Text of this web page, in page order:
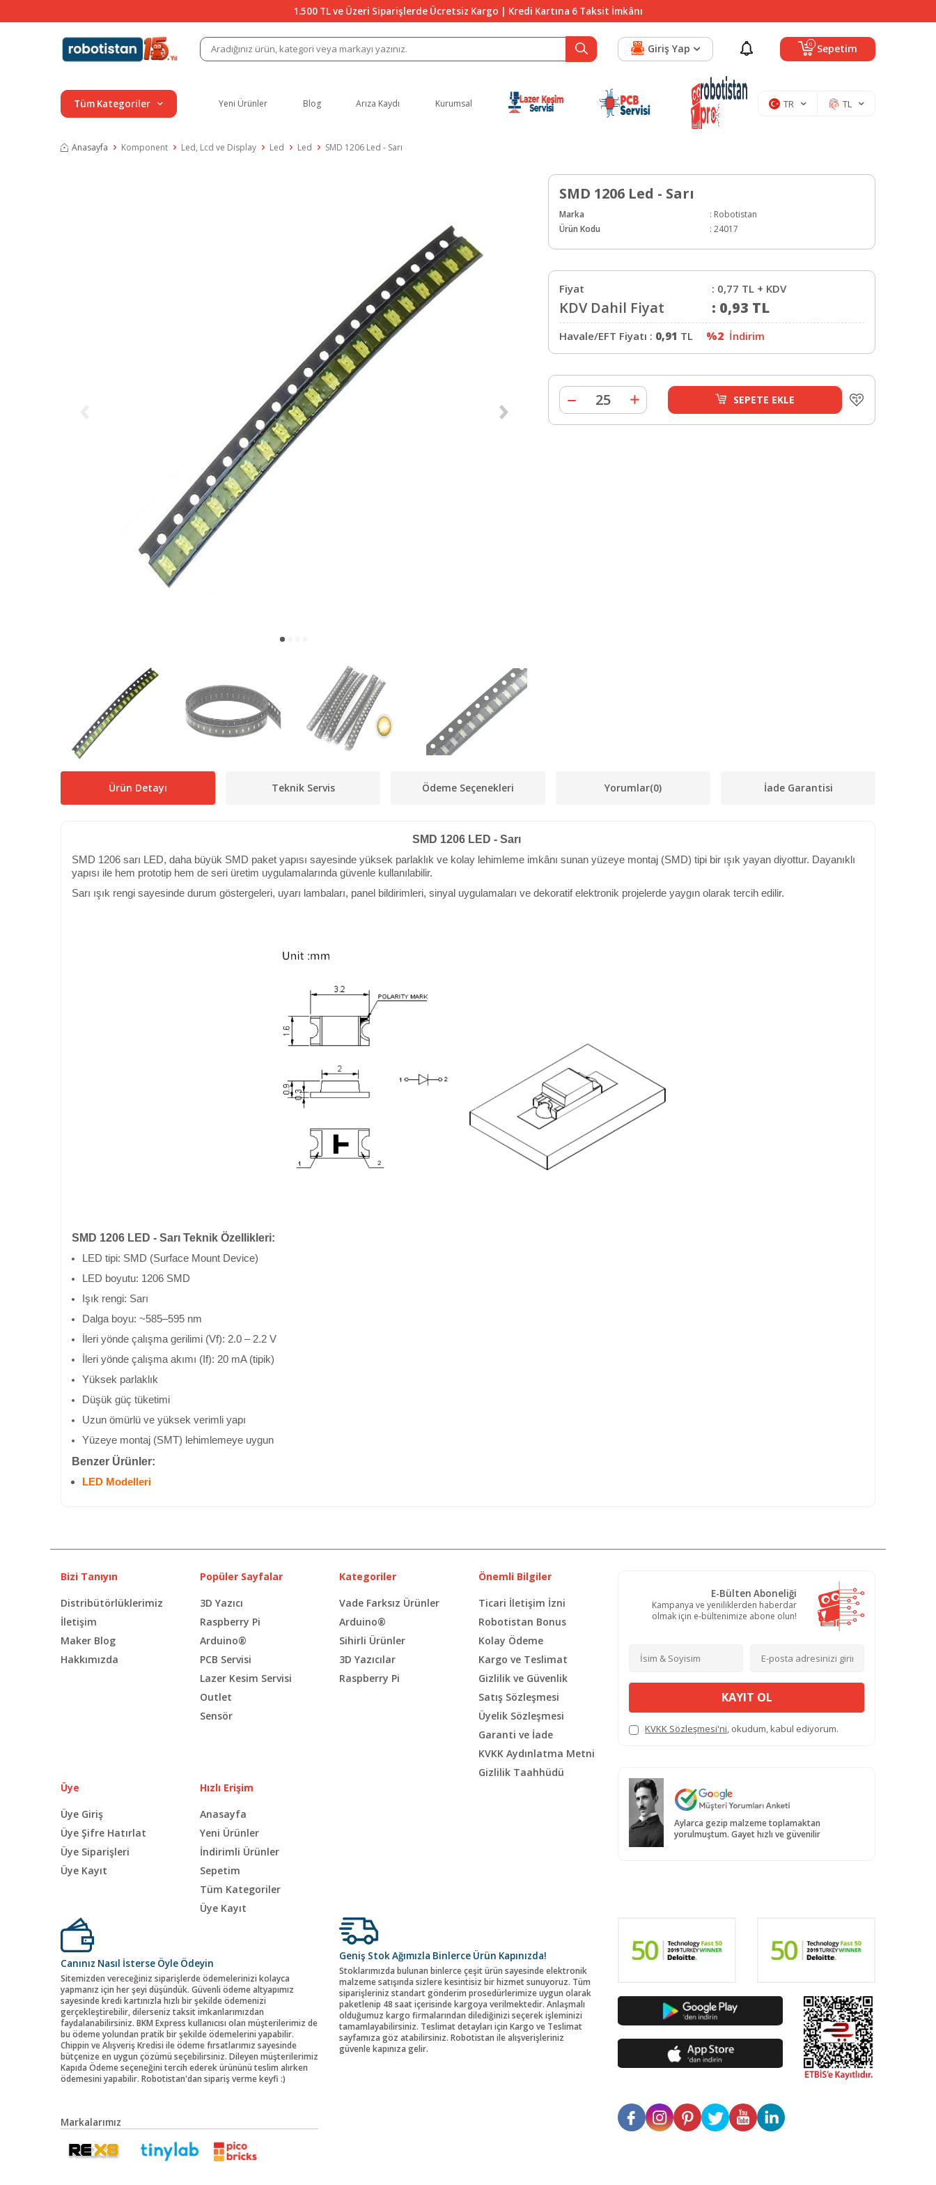
1.500 TL ve Üzeri Siparişlerde Ücretsiz Kargo | Kredi Kartına 6 Taksit İmkânı
0 Sepetim
Giriş Yap
Tüm Kategoriler Yeni Ürünler Blog Arıza Kaydı Kurumsal TR TL
Anasayfa Komponent Led, Lcd ve Display Led Led SMD 1206 Led - Sarı
SMD 1206 Led - Sarı
Marka : Robotistan
Ürün Kodu
: 24017
Fiyat : 0,77 TL + KDV
KDV Dahil Fiyat : 0,93 TL
Havale/EFT Fiyatı : 0,91 TL %2 İndirim
SEPETE EKLE
Ürün Detayı Teknik Servis Ödeme Seçenekleri Yorumlar(0) İade Garantisi
SMD 1206 LED - Sarı
SMD 1206 sarı LED, daha büyük SMD paket yapısı sayesinde yüksek parlaklık ve kolay lehimleme imkânı sunan yüzeye montaj (SMD) tipi bir ışık yayan diyottur. Dayanıklı
yapısı ile hem prototip hem de seri üretim uygulamalarında güvenle kullanılabilir.
Sarı ışık rengi sayesinde durum göstergeleri, uyarı lambaları, panel bildirimleri, sinyal uygulamaları ve dekoratif elektronik projelerde yaygın olarak tercih edilir.
SMD 1206 LED - Sarı Teknik Özellikleri:
LED tipi: SMD (Surface Mount Device)
LED boyutu: 1206 SMD
Işık rengi: Sarı
Dalga boyu: ~585–595 nm
İleri yönde çalışma gerilimi (Vf): 2.0 – 2.2 V
İleri yönde çalışma akımı (If): 20 mA (tipik)
Yüksek parlaklık
Düşük güç tüketimi
Uzun ömürlü ve yüksek verimli yapı
Yüzeye montaj (SMT) lehimlemeye uygun
Benzer Ürünler:
LED Modelleri
Bizi Tanıyın
Distribütörlüklerimiz
İletişim
Maker Blog
Hakkımızda
Popüler Sayfalar
3D Yazıcı
Raspberry Pi
Arduino®
PCB Servisi
Lazer Kesim Servisi
Outlet
Sensör
Kategoriler
Vade Farksız Ürünler
Arduino®
Sihirli Ürünler
3D Yazıcılar
Raspberry Pi
Önemli Bilgiler
Ticari İletişim İzni
Robotistan Bonus
Kolay Ödeme
Kargo ve Teslimat
Gizlilik ve Güvenlik
Satış Sözleşmesi
Üyelik Sözleşmesi
Garanti ve İade
KVKK Aydınlatma Metni
Gizlilik Taahhüdü
Üye
Üye Giriş
Üye Şifre Hatırlat
Üye Siparişleri
Üye Kayıt
Hızlı Erişim
Anasayfa
Yeni Ürünler
İndirimli Ürünler
Sepetim
Tüm Kategoriler
Üye Kayıt
E-Bülten Aboneliği
Kampanya ve yeniliklerden haberdar
olmak için e-bültenimize abone olun!
KAYIT OL
KVKK Sözleşmesi'ni, okudum, kabul ediyorum.
Aylarca gezip malzeme toplamaktan
yorulmuştum. Gayet hızlı ve güvenilir
Canınız Nasıl İsterse Öyle Ödeyin
Sitemizden vereceğiniz siparişlerde ödemelerinizi kolayca
yapmanız için her şeyi düşündük. Güvenli ödeme altyapımız
sayesinde kredi kartınızla hızlı bir şekilde ödemenizi
gerçekleştirebilir, dilerseniz taksit imkanlarımızdan
faydalanabilirsiniz. BKM Express kullanıcısı olan müşterilerimiz de
bu ödeme yolundan pratik bir şekilde ödemelerini yapabilir.
Chippin ve Alışveriş Kredisi ile ödeme fırsatlarımız sayesinde
bütçenize en uygun çözümü seçebilirsiniz. Dileyen müşterilerimiz
Kapıda Ödeme seçeneğini tercih ederek ürününü teslim alırken
ödemesini yapabilir. Robotistan'dan sipariş verme keyfi :)
Geniş Stok Ağımızla Binlerce Ürün Kapınızda!
Stoklarımızda bulunan binlerce çeşit ürün sayesinde elektronik
malzeme satışında sizlere kesintisiz bir hizmet sunuyoruz. Tüm
siparişleriniz standart gönderim prosedürlerimize uygun olarak
paketlenip 48 saat içerisinde kargoya verilmektedir. Anlaşmalı
olduğumuz kargo firmalarından dilediğinizi seçerek işleminizi
tamamlayabilirsiniz. Teslimat detayları için Kargo ve Teslimat
sayfamıza göz atabilirsiniz. Robotistan ile alışverişleriniz
güvenle kapınıza gelir.
Markalarımız